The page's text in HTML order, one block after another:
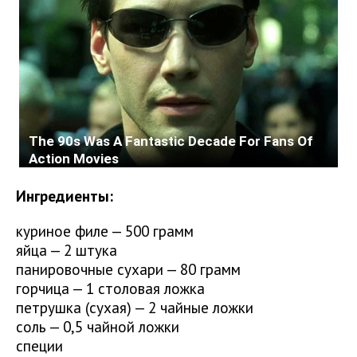
Ингредиенты:
куриное филе — 500 грамм
яйца — 2 штука
панировочные сухари — 80 грамм
горчица — 1 столовая ложка
петрушка (сухая) — 2 чайные ложки
соль — 0,5 чайной ложки
специи